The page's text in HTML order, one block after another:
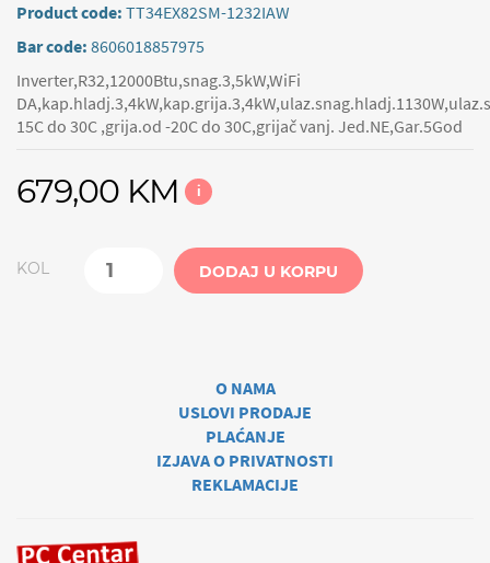
Product code: TT34EX82SM-1232IAW
Bar code: 8606018857975
Inverter,R32,12000Btu,snag.3,5kW,WiFi
15C do 30C ,grija.od -20C do 30C,grijač vanj. Jed.NE,Gar.5God
679,00 KM i
KOL DODAJ U KORPU
O NAMA
USLOVI PRODAJE
PLAĆANJE
IZJAVA O PRIVATNOSTI
REKLAMACIJE